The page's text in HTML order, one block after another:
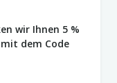
wir Ihnen 5 %
dem Code